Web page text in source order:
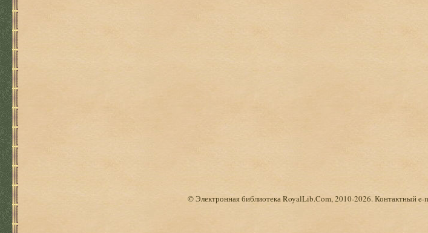
© Электронная библиотека RoyalLib.Com, 2010-2026. Контактный e-